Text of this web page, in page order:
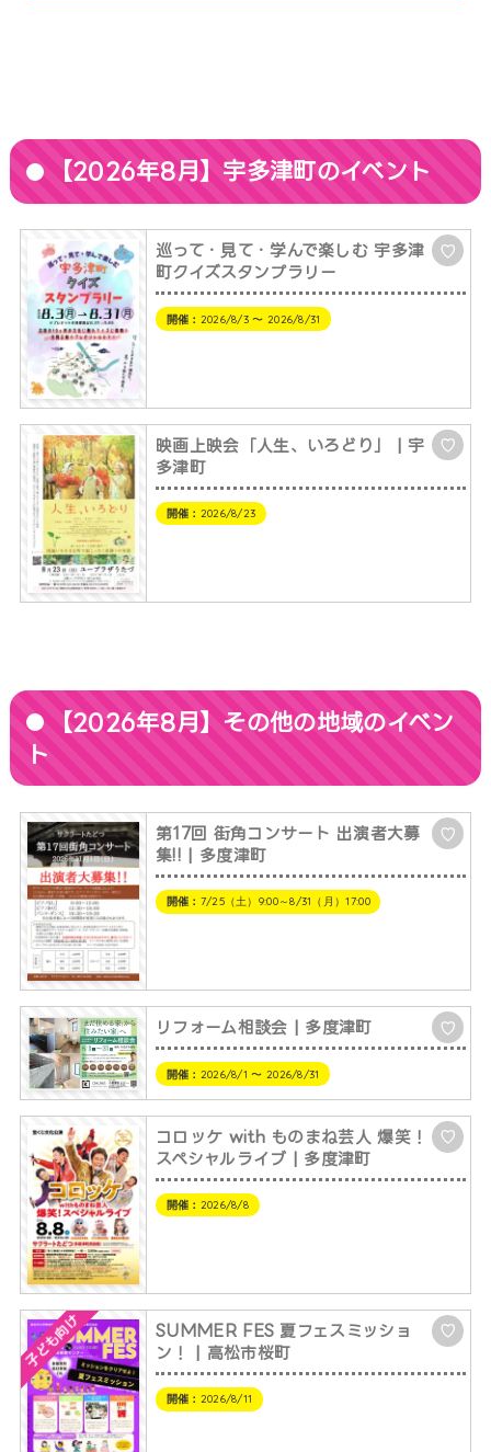
【2026年8月】宇多津町のイベント
巡って・見て・学んで楽しむ 宇多津
町クイズスタンプラリー
♡
開催： 2026/8/3 〜 2026/8/31
映画上映会「人生、いろどり」 | 宇
多津町
♡
開催： 2026/8/23
【2026年8月】その他の地域のイベン
ト
第17回 街角コンサート 出演者大募
集!! | 多度津町
♡
開催： 7/25（土）9:00～8/31（月）17:00
リフォーム相談会 | 多度津町 ♡
開催： 2026/8/1 〜 2026/8/31
コロッケ with ものまね芸人 爆笑！
スペシャルライブ | 多度津町
♡
開催： 2026/8/8
子ども向け
SUMMER FES 夏フェスミッショ
ン！ | 高松市桜町
♡
開催： 2026/8/11